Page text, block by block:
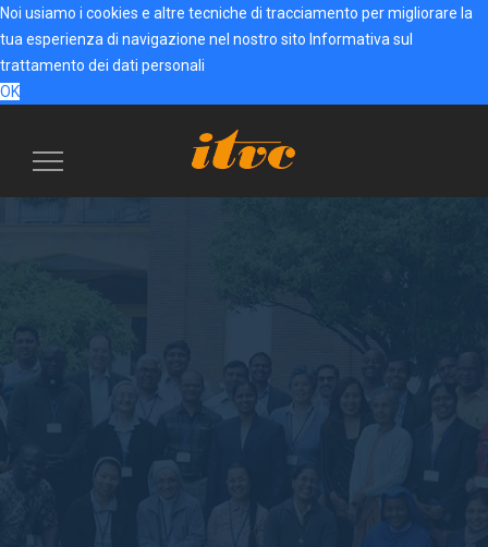
Noi usiamo i cookies e altre tecniche di tracciamento per migliorare la
tua esperienza di navigazione nel nostro sito Informativa sul
trattamento dei dati personali
OK
Menu